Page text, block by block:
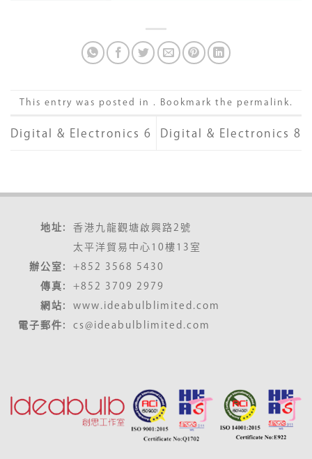
This entry was posted in . Bookmark the permalink .
Digital & Electronics 6 Digital & Electronics 8
地址:
香港九龍觀塘啟興路2號
太平洋貿易中心10樓13室
辦公室:
+852 3568 5430
傳真:
+852 3709 2979
網站:
www.ideabulblimited.com
電子郵件:
cs@ideabulblimited.com